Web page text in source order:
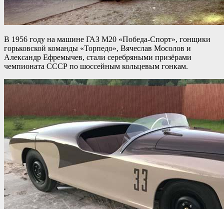
В 1956 году на машине ГАЗ М20 «Победа-Спорт», гонщики
горьковской команды «Торпедо», Вячеслав Мосолов и
Александр Ефремычев, стали серебряными призёрами
чемпионата СССР по шоссейным кольцевым гонкам.